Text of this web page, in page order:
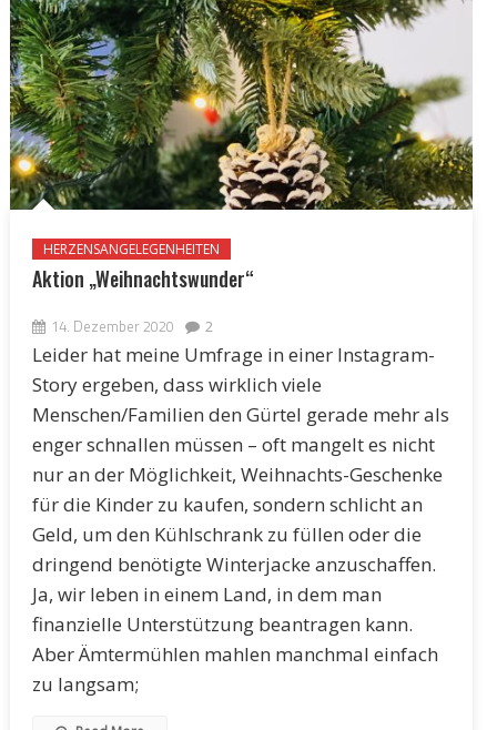
HERZENSANGELEGENHEITEN
Aktion „Weihnachtswunder“
14. Dezember 2020 2
Leider hat meine Umfrage in einer Instagram-
Story ergeben, dass wirklich viele
Menschen/Familien den Gürtel gerade mehr als
enger schnallen müssen – oft mangelt es nicht
nur an der Möglichkeit, Weihnachts-Geschenke
für die Kinder zu kaufen, sondern schlicht an
Geld, um den Kühlschrank zu füllen oder die
dringend benötigte Winterjacke anzuschaffen.
Ja, wir leben in einem Land, in dem man
finanzielle Unterstützung beantragen kann.
Aber Ämtermühlen mahlen manchmal einfach
zu langsam;